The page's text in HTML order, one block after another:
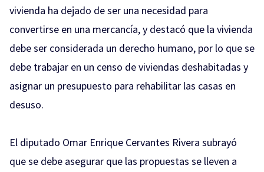
vivienda ha dejado de ser una necesidad para
convertirse en una mercancía, y destacó que la vivienda
debe ser considerada un derecho humano, por lo que se
debe trabajar en un censo de viviendas deshabitadas y
asignar un presupuesto para rehabilitar las casas en
desuso.
El diputado Omar Enrique Cervantes Rivera subrayó
que se debe asegurar que las propuestas se lleven a